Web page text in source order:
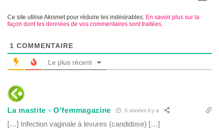
Ce site utilise Akismet pour réduire les indésirables. En savoir plus sur la
façon dont les données de vos commentaires sont traitées.
1 COMMENTAIRE
Le plus récent
La mastite - O'femmagazine 6 années il y a
[…] Infection vaginale à levures (candidose) […]